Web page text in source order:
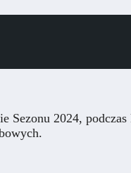
Sezonu 2024,